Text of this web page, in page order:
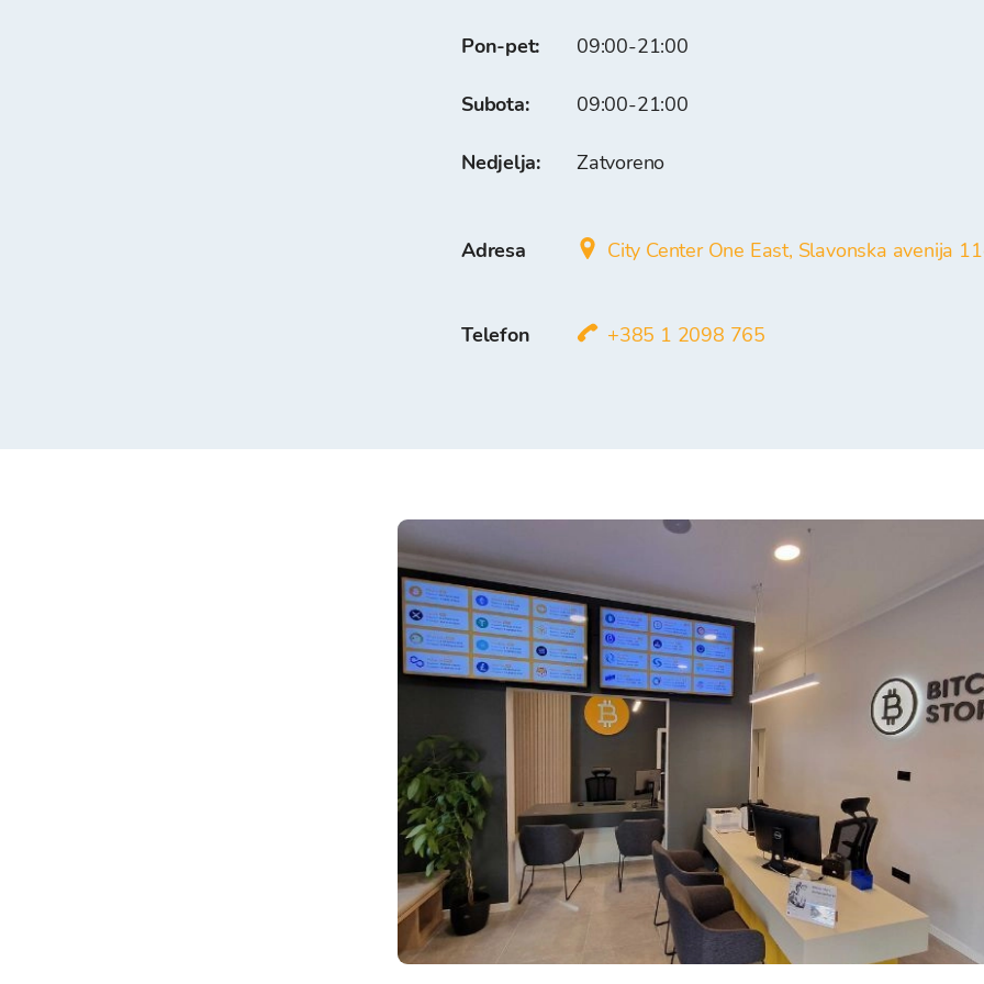
Pon-pet: 09:00-21:00
Subota: 09:00-21:00
Nedjelja: Zatvoreno
Adresa City Center One East, Slavonska avenija
Telefon +385 1 2098 765